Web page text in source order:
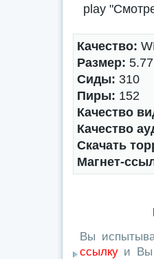
play
Качество:
Размер:
Сиды: 310
Пиры: 152
Качество
Качество
Скачать
Магнет-
Вы
ссылку и Вы